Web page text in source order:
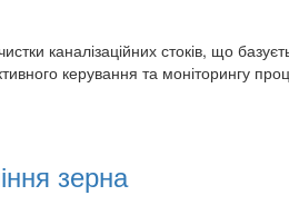
каналізаційних стоків, що
керування та моніторингу
зерна